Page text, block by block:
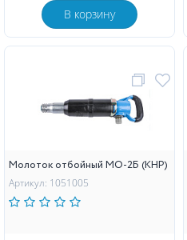
В корзину
Молоток отбойный МО-2Б (КНР)
Артикул: 1051005